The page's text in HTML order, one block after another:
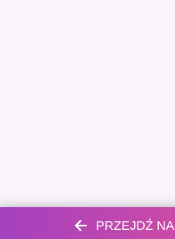
PRZEJDŹ NA